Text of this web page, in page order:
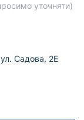
уточняти)
Садова, 2Е